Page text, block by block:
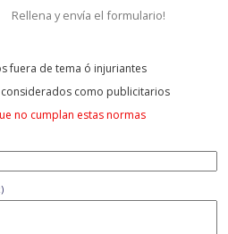
Rellena y envía el formulario!
fuera de tema ó injuriantes
como publicitarios
no cumplan estas normas